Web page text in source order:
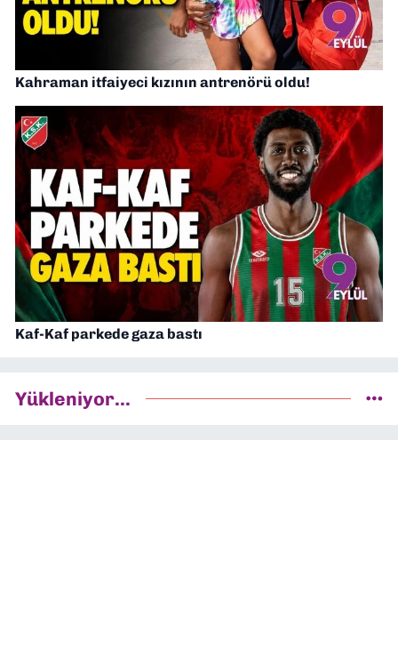
Kahraman itfaiyeci kızının antrenörü oldu!
Kaf-Kaf parkede gaza bastı
Yükleniyor...